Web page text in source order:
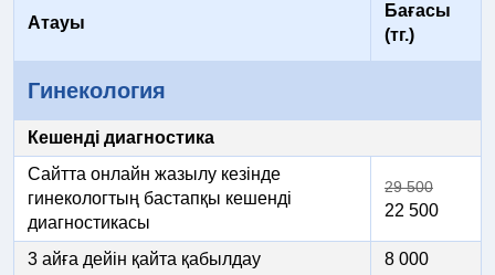
Атауы
Бағасы
(тг.)
Гинекология
Кешенді диагностика
Сайтта онлайн жазылу кезінде
гинекологтың бастапқы кешенді
диагностикасы
29 500
22 500
3 айға дейін қайта қабылдау
8 000